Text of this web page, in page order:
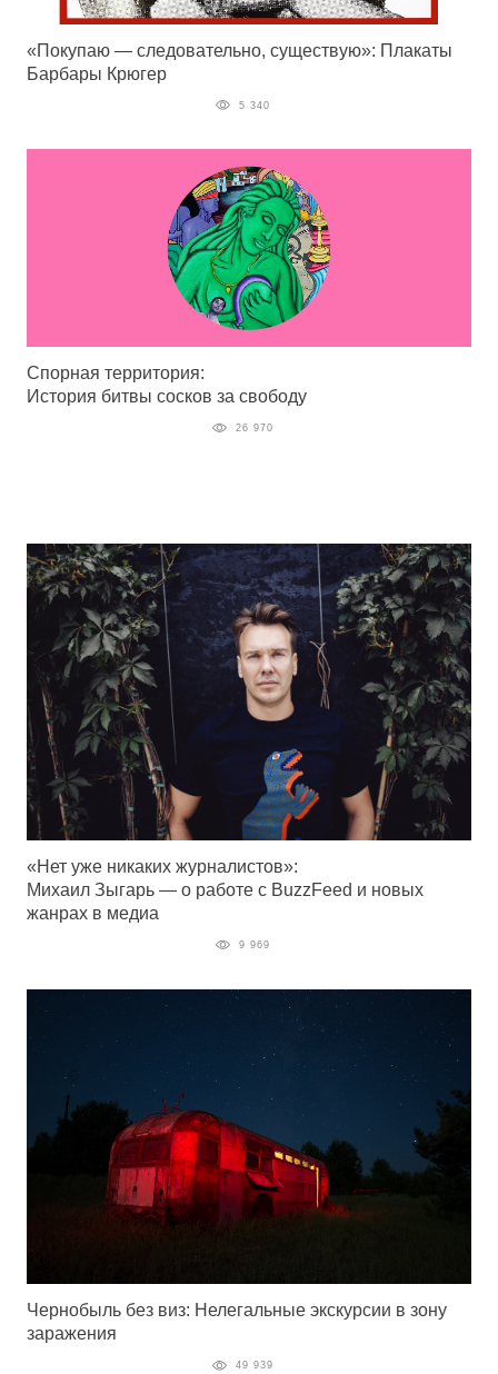
«Покупаю — следовательно, существую»: Плакаты
Барбары Крюгер
5 340
Спорная территория:
История битвы сосков за свободу
26 970
«Нет уже никаких журналистов»:
Михаил Зыгарь — о работе с BuzzFeed и новых
жанрах в медиа
9 969
Чернобыль без виз: Нелегальные экскурсии в зону
заражения
49 939